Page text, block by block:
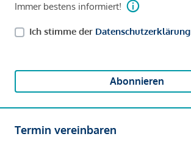
Immer bestens informiert!
Ich stimme der Datenschutzerklärung
Abonnieren
Termin vereinbaren